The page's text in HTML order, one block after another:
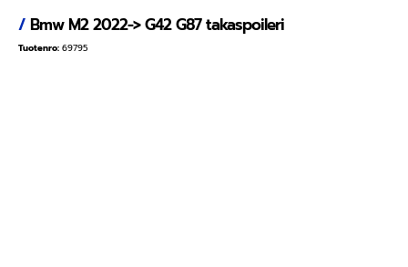
/Bmw M2 2022-> G42 G87 takaspoileri
Tuotenro: 69795